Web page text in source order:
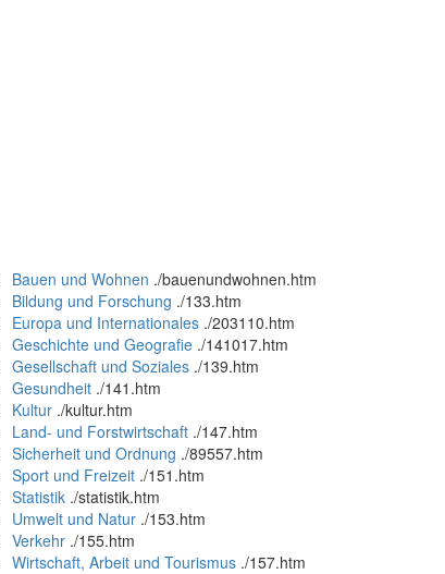
Bauen und Wohnen ./bauenundwohnen.htm
Bildung und Forschung ./133.htm
Europa und Internationales ./203110.htm
Geschichte und Geografie ./141017.htm
Gesellschaft und Soziales ./139.htm
Gesundheit ./141.htm
Kultur ./kultur.htm
Land- und Forstwirtschaft ./147.htm
Sicherheit und Ordnung ./89557.htm
Sport und Freizeit ./151.htm
Statistik ./statistik.htm
Umwelt und Natur ./153.htm
Verkehr ./155.htm
Wirtschaft, Arbeit und Tourismus ./157.htm